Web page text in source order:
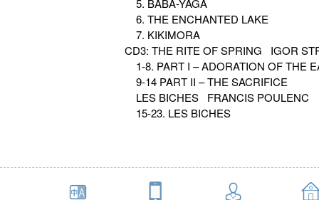
5. BABA-YAGA
6. THE ENCHANTED LAKE
7. KIKIMORA
CD3: THE RITE OF SPRING IGOR
1-8. PART I – ADORATION OF THE
9-14 PART II – THE SACRIFICE
LES BICHES FRANCIS POULENC
15-23. LES BICHES